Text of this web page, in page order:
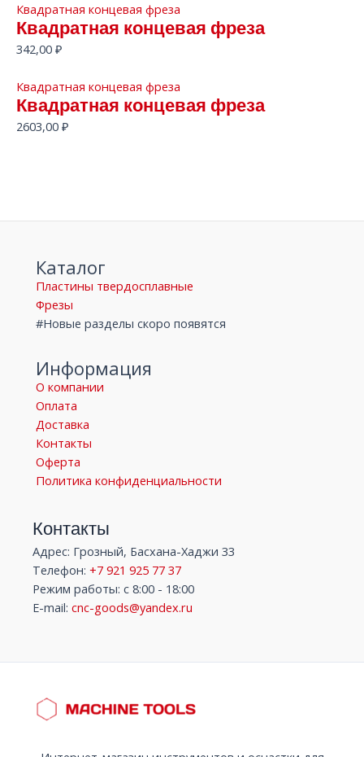
Квадратная концевая фреза
Квадратная концевая фреза
342,00 ₽
Квадратная концевая фреза
Квадратная концевая фреза
2603,00 ₽
Каталог
Пластины твердосплавные
Фрезы
#Новые разделы скоро появятся
Информация
О компании
Оплата
Доставка
Контакты
Оферта
Политика конфиденциальности
Контакты
Адрес: Грозный, Басхана-Хаджи 33
Телефон: +7 921 925 77 37
Режим работы: с 8:00 - 18:00
E-mail: cnc-goods@yandex.ru